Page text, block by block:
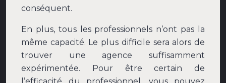
conséquent.
En plus, tous les professionnels n’ont pas la
même capacité. Le plus difficile sera alors de
trouver une agence suffisamment
expérimentée. Pour être certain de